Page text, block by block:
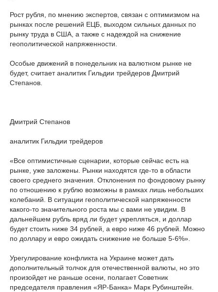
Рост рубля, по мнению экспертов, связан с оптимизмом на
рынках после решений ЕЦБ, выходом сильных данных по
рынку труда в США, а также с надеждой на снижение
геополитической напряженности.
Особые движений в понедельник на валютном рынке не
будет, считает аналитик Гильдии трейдеров Дмитрий
Степанов.
Дмитрий Степанов
аналитик Гильдии трейдеров
«Все оптимистичные сценарии, которые сейчас есть на
рынке, уже заложены. Рынки находятся где-то в области
своего среднего значения. Отклонения по фондовому рынку
по отношению к рублю возможны в рамках лишь небольших
колебаний. В ситуации геополитической напряженности
какого-то значительного роста мы с вами не увидим. В
дальнейшем рубль вряд ли будет укрепляться, и доллар
будет стоить ниже 34 рублей, а евро ниже 46 рублей. Можно
по доллару и евро ожидать снижение не больше 5-6%».
Урегулирование конфликта на Украине может дать
дополнительный толчок для отечественной валюты, но это
произойдет не раньше осени, полагает Советник
председателя правления «ЯР-Банка» Марк Рубинштейн.